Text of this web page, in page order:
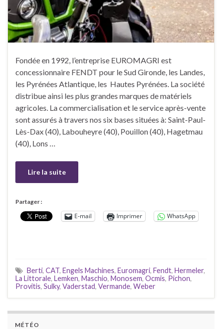
Fondée en 1992, l’entreprise EUROMAGRI est
concessionnaire FENDT pour le Sud Gironde, les Landes,
les Pyrénées Atlantique, les Hautes Pyrénées. La société
distribue ainsi les plus grandes marques de matériels
agricoles. La commercialisation et le service après-vente
sont assurés à travers nos six bases situées à: Saint-Paul-
Lès-Dax (40), Labouheyre (40), Pouillon (40), Hagetmau
(40), Lons …
Lire la suite
Partager :
E-mail Imprimer WhatsApp
Berti, CAT, Engels Machines, Euromagri, Fendt, Hermeler,
La Littorale, Lemken, Maschio, Monosem, Ocmis, Pichon,
Provitis, Sulky, Vaderstad, Vermande, Weber
MÉTÉO